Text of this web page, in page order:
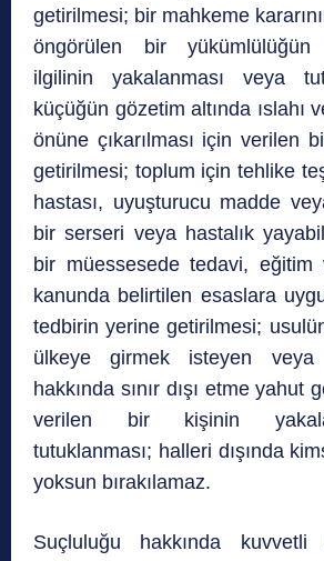
getirilmesi; bir mahkeme
öngörülen bir
ilgilinin yakalanması veya
küçüğün gözetim altında ıslahı
önüne çıkarılması için verilen
getirilmesi; toplum için tehlike
hastası, uyuşturucu madde
bir serseri veya hastalık
bir müessesede tedavi, eğitim
kanunda belirtilen esaslara
tedbirin yerine getirilmesi;
ülkeye girmek isteyen
hakkında sınır dışı etme yahut
verilen bir kişinin
tutuklanması; halleri dışında
yoksun bırakılamaz.
Suçluluğu hakkında kuvvetli